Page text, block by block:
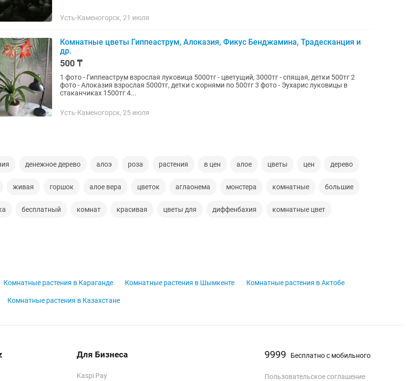
Усть-Каменогорск, 21 июля
Комнатные цветы Гиппеаструм, Алоказия, Фикус Бенджамина, Традесканция и
др.
500 ₸
1 фото - Гиппеаструм взрослая луковица 5000тг - цветущий, 3000тг - спящая, детки 500тг 2
фото - Алоказия взрослая 5000тг, детки с корнями по 500тг 3 фото - Эухарис луковицы в
стаканчиках 1500тг 4...
Усть-Каменогорск, 25 июля
денежное дерево алоэ роза растения в цен алое цветы цен дерево
живая горшок алое вера цветок аглаонема монстера комнатные большие
бесплатный комнат красивая цветы для диффенбахия комнатные цвет
Комнатные растения в Караганде Комнатные растения в Шымкенте Комнатные растения в Актобе
Комнатные растения в Казахстане
Для Бизнеса
Kaspi Pay
9999 Бесплатно с мобильного
Пользовательское соглашение